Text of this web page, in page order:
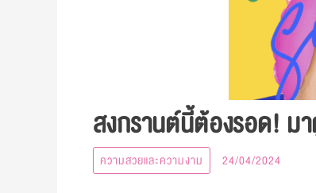
สงกรานต์นี้ต้องรอด! ม
ความสวยและความงาม 24/04/2024